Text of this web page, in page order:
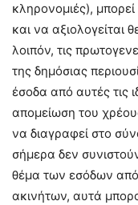
κληρονομιές),
και να αξιολογείται
λοιπόν, τις
της δημόσιας
έσοδα από αυτές τις
απομείωση του
να διαγραφεί στο
σήμερα δεν
θέμα των εσόδων
ακινήτων, αυτά